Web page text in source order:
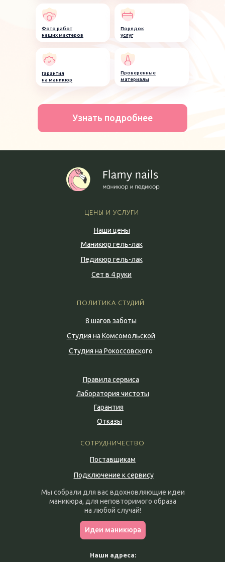
Узнать подробнее
Фото работ
наших мастеров
Порядок
услуг
Гарантия
на маникюр
Проверенные
материалы
Поставщикам
СОТРУДНИЧЕСТВО
Мы собрали для вас вдохновляющие идеи
маникюра, для неповторимого образа
на любой случай!
Идеи маникюра
Наши цены
Маникюр гель-лак
Педикюр гель-лак
Сет в 4 руки
ЦЕНЫ И УСЛУГИ
Наши адреса:
Подключение к сервису
8 шагов заботы
Студия на Комсомольской
Студия на Рокоссовского
Правила сервиса
Отказы
ПОЛИТИКА СТУДИЙ
Лаборатория чистоты
Гарантия